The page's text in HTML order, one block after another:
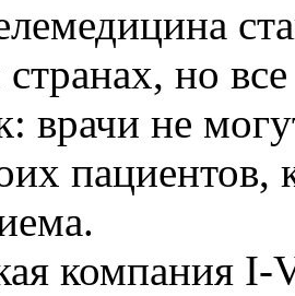
но
врачи не
пациентов,
компания I-